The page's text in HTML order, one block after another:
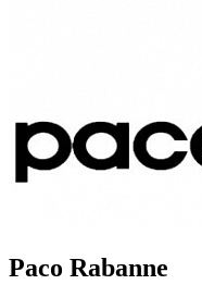
Paco Rabanne